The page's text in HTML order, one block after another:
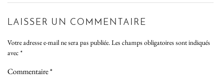
LAISSER UN COMMENTAIRE
Votre adresse e-mail ne sera pas publiée. Les champs obligatoires sont indiqués
avec *
Commentaire*